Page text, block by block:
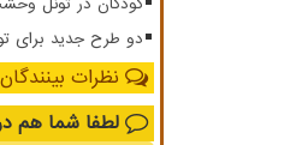
دو طرح جدید برای
نظرات
لطفا شما هم